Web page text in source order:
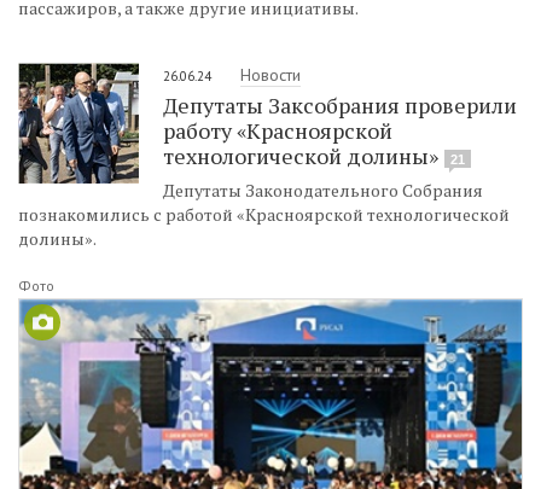
пассажиров, а также другие инициативы.
26.06.24 Новости
Депутаты Заксобрания проверили
работу «Красноярской
технологической долины»
21
Депутаты Законодательного Собрания
познакомились с работой «Красноярской технологической
долины».
Фото